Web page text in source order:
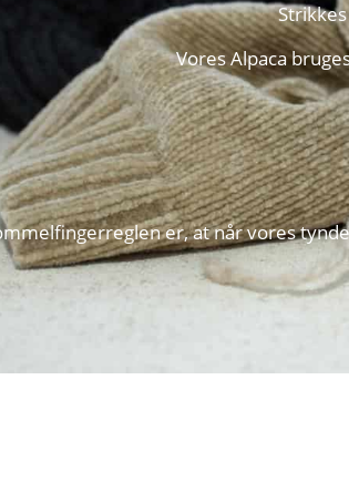
Vores Alpaca
er, at når vores